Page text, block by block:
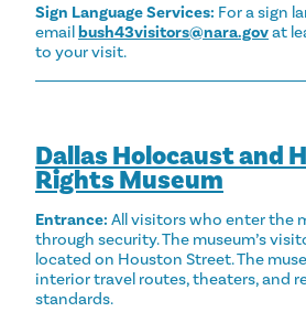
Sign Language Services: For a sign
emailbush43visitors@nara.govat
to your visit.
Dallas Holocaust and
Rights Museum
Entrance: All visitors who enter the
through security. The museum’s
located on Houston Street. The
interior travel routes, theaters, and
standards.